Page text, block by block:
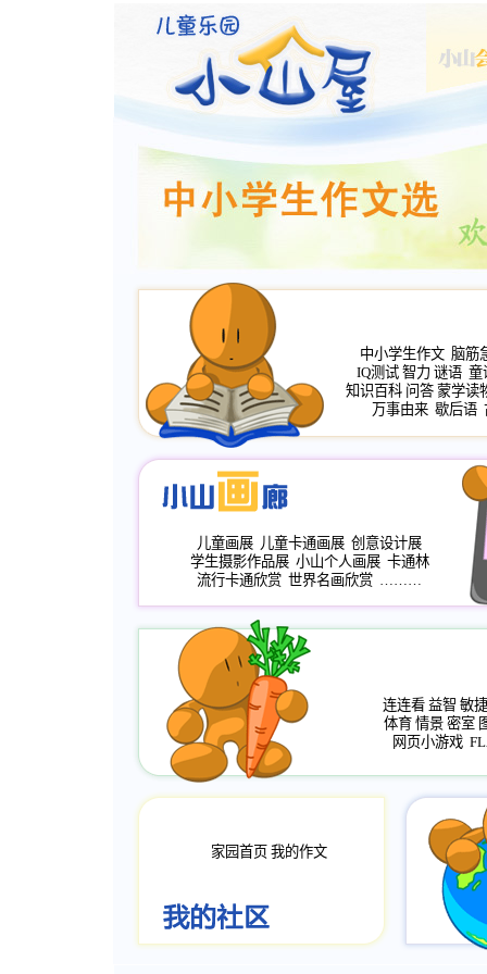
中小学生作文 脑筋
IQ测试 智力 谜语 童
知识百科 问答 蒙学读
万事由来 歇后语
儿童画展 儿童卡通画展 创意设计展
学生摄影作品展 小山个人画展 卡通林
流行卡通欣赏 世界名画欣赏 ………
连连看 益智 敏捷
体育 情景 密室
网页小游戏
家园首页 我的作文